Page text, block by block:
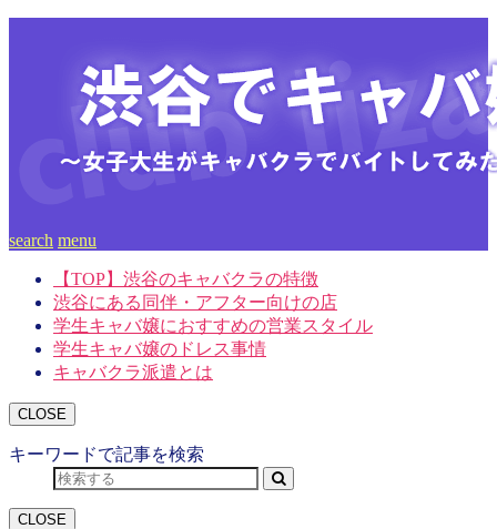
search menu
【TOP】渋谷のキャバクラの特徴
渋谷にある同伴・アフター向けの店
学生キャバ嬢におすすめの営業スタイル
学生キャバ嬢のドレス事情
キャバクラ派遣とは
CLOSE
キーワードで記事を検索
CLOSE